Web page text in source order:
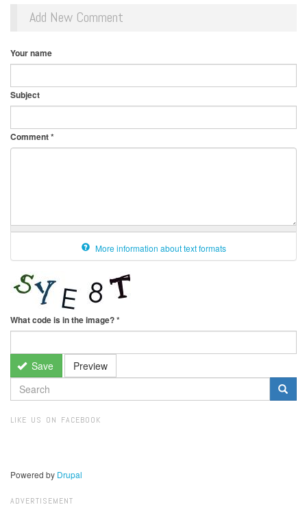
Add New Comment
Your name
Subject
Comment*
More information about text formats
What code is in the image?*
Save Preview
SEARCH
FORM
LIKE US ON FACEBOOK
Powered by Drupal
ADVERTISEMENT